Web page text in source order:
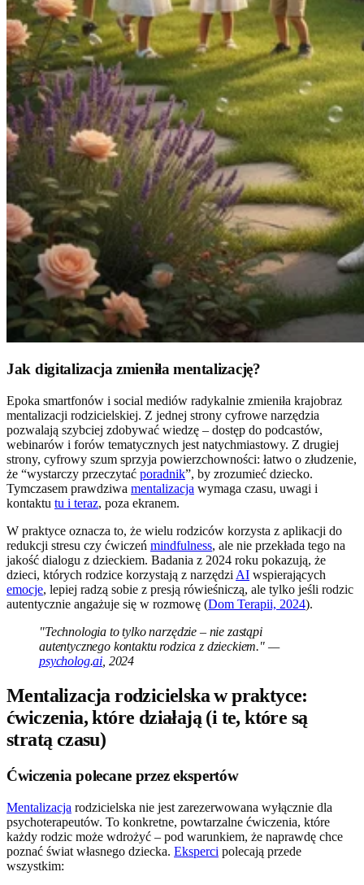
Jak digitalizacja zmieniła mentalizację?
Epoka smartfonów i social mediów radykalnie zmieniła krajobraz
mentalizacji rodzicielskiej. Z jednej strony cyfrowe narzędzia
pozwalają szybciej zdobywać wiedzę – dostęp do podcastów,
webinarów i forów tematycznych jest natychmiastowy. Z drugiej
strony, cyfrowy szum sprzyja powierzchowności: łatwo o złudzenie,
że “wystarczy przeczytać poradnik”, by zrozumieć dziecko.
Tymczasem prawdziwa mentalizacja wymaga czasu, uwagi i
kontaktu tu i teraz, poza ekranem.
W praktyce oznacza to, że wielu rodziców korzysta z aplikacji do
redukcji stresu czy ćwiczeń mindfulness, ale nie przekłada tego na
jakość dialogu z dzieckiem. Badania z 2024 roku pokazują, że
dzieci, których rodzice korzystają z narzędzi AI wspierających
emocje, lepiej radzą sobie z presją rówieśniczą, ale tylko jeśli rodzic
autentycznie angażuje się w rozmowę (Dom Terapii, 2024).
"Technologia to tylko narzędzie – nie zastąpi
autentycznego kontaktu rodzica z dzieckiem." —
psycholog.ai , 2024
Mentalizacja rodzicielska w praktyce:
ćwiczenia, które działają (i te, które są
stratą czasu)
Ćwiczenia polecane przez ekspertów
Mentalizacja rodzicielska nie jest zarezerwowana wyłącznie dla
psychoterapeutów. To konkretne, powtarzalne ćwiczenia, które
każdy rodzic może wdrożyć – pod warunkiem, że naprawdę chce
poznać świat własnego dziecka. Eksperci polecają przede
wszystkim: